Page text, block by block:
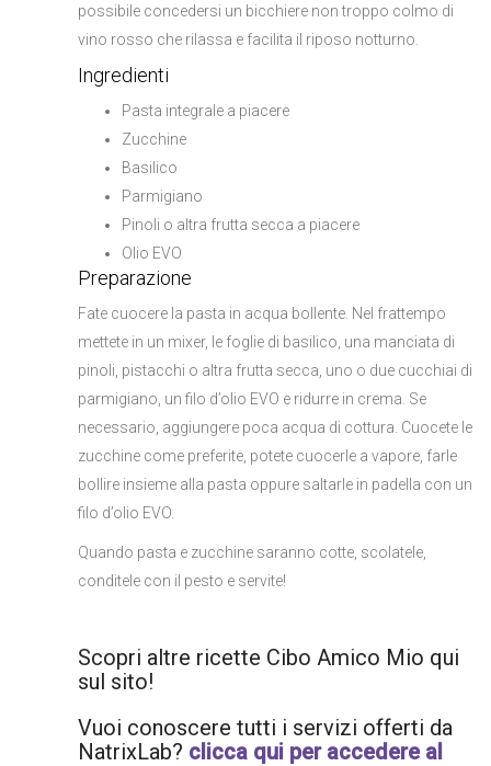
possibile concedersi un bicchiere non troppo colmo di
vino rosso che rilassa e facilita il riposo notturno.
Ingredienti
Pasta integrale a piacere
Zucchine
Basilico
Parmigiano
Pinoli o altra frutta secca a piacere
Olio EVO
Preparazione
Fate cuocere la pasta in acqua bollente. Nel frattempo
mettete in un mixer, le foglie di basilico, una manciata di
pinoli, pistacchi o altra frutta secca, uno o due cucchiai di
parmigiano, un filo d’olio EVO e ridurre in crema. Se
necessario, aggiungere poca acqua di cottura. Cuocete le
zucchine come preferite, potete cuocerle a vapore, farle
bollire insieme alla pasta oppure saltarle in padella con un
filo d’olio EVO.
Quando pasta e zucchine saranno cotte, scolatele,
conditele con il pesto e servite!
Scopri altre ricette Cibo Amico Mio qui
sul sito!
Vuoi conoscere tutti i servizi offerti da
NatrixLab? clicca qui per accedere al